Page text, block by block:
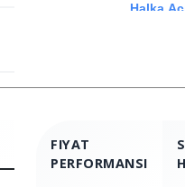
Halka
FIYAT
PERFORMANSI